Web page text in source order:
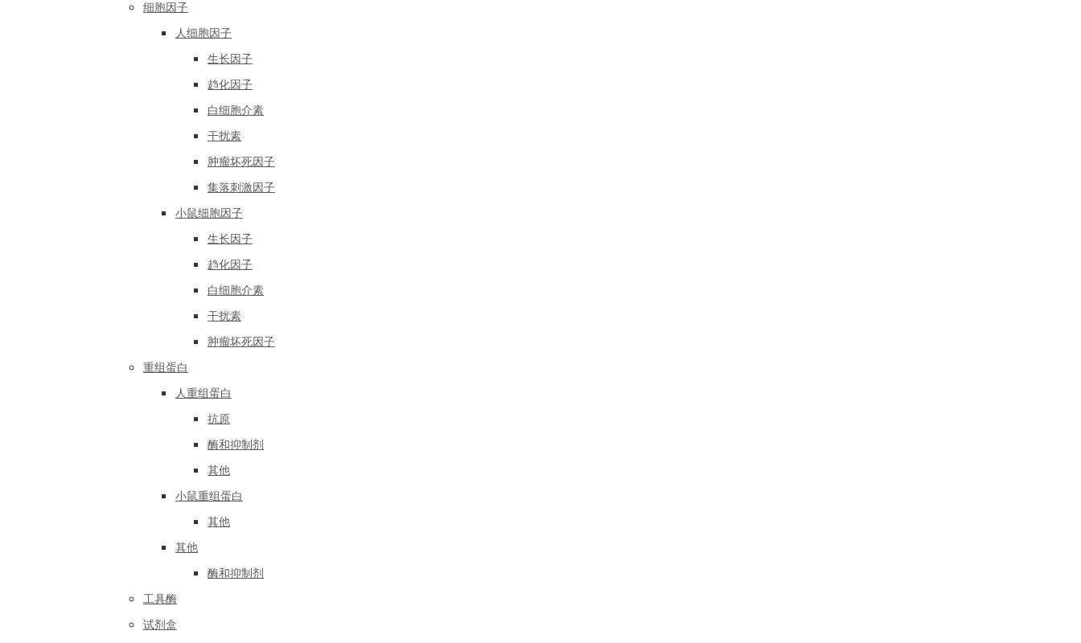
细胞因子
人细胞因子
生长因子
趋化因子
白细胞介素
干扰素
肿瘤坏死因子
集落刺激因子
小鼠细胞因子
生长因子
趋化因子
白细胞介素
干扰素
肿瘤坏死因子
重组蛋白
人重组蛋白
抗原
酶和抑制剂
其他
小鼠重组蛋白
其他
其他
酶和抑制剂
工具酶
试剂盒